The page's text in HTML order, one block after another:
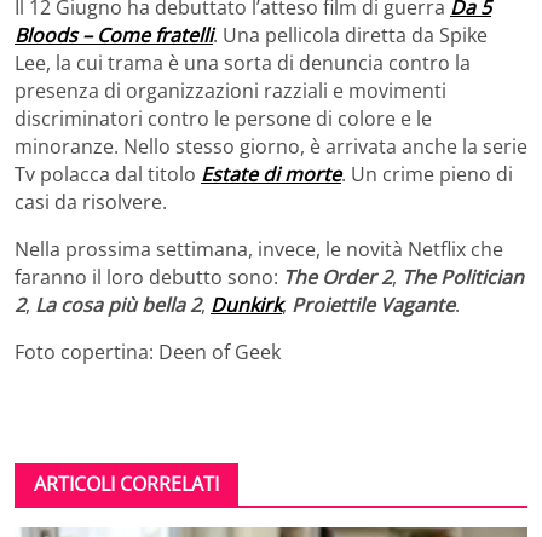
Il 12 Giugno ha debuttato l’atteso film di guerra Da 5
Bloods – Come fratelli. Una pellicola diretta da Spike
Lee, la cui trama è una sorta di denuncia contro la
presenza di organizzazioni razziali e movimenti
discriminatori contro le persone di colore e le
minoranze. Nello stesso giorno, è arrivata anche la serie
Tv polacca dal titolo Estate di morte. Un crime pieno di
casi da risolvere.
Nella prossima settimana, invece, le novità Netflix che
faranno il loro debutto sono: The Order 2, The Politician
2, La cosa più bella 2, Dunkirk, Proiettile Vagante.
Foto copertina: Deen of Geek
ARTICOLI CORRELATI